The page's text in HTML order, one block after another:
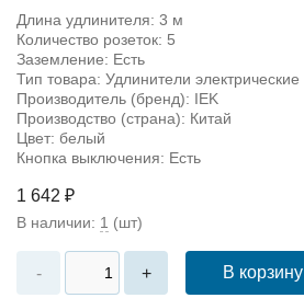
Длина удлинителя: 3 м
Количество розеток: 5
Заземление: Есть
Тип товара: Удлинители электрические
Производитель (бренд): IEK
Производство (страна): Китай
Цвет: белый
Кнопка выключения: Есть
1 642 ₽
В наличии: 1 (шт)
- + В корзину